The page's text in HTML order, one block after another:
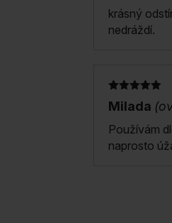
krásný
nedráždí.
Hodnocení
5
z 5
Milada
Používám
naprosto